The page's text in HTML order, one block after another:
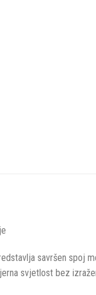
savršen spoj
svjetlost bez